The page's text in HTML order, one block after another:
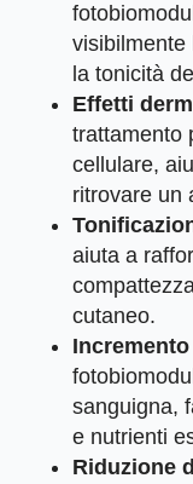
visibilmente
la tonicità
Effetti
trattamento
cellulare,
ritrovare un
aiuta a
cutaneo.
sanguigna,
e nutrienti
Riduzione